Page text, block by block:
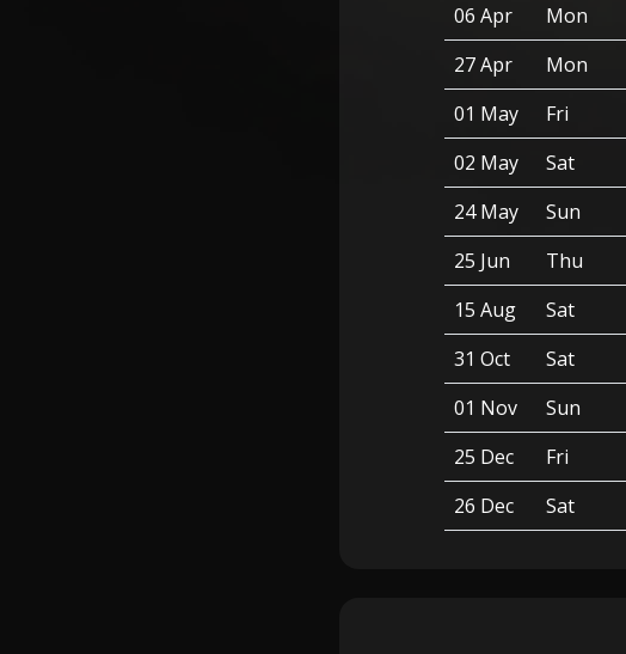
06 Apr
Mon
27 Apr
Mon
01 May
Fri
02 May
Sat
24 May
Sun
25 Jun
Thu
15 Aug
Sat
31 Oct
Sat
01 Nov
Sun
25 Dec
Fri
26 Dec
Sat